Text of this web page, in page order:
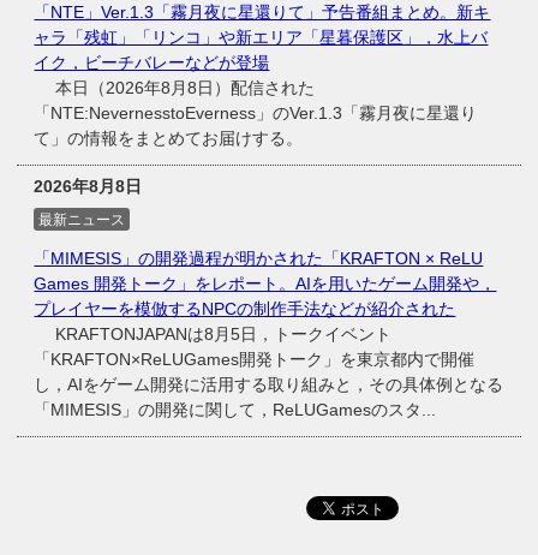
「NTE」Ver.1.3「霧月夜に星還りて」予告番組まとめ。新キ
ャラ「残虹」「リンコ」や新エリア「星暮保護区」，水上バ
イク，ビーチバレーなどが登場
本日（2026年8月8日）配信された
「NTE:NevernesstoEverness」のVer.1.3「霧月夜に星還り
て」の情報をまとめてお届けする。
2026年8月8日
最新ニュース
「MIMESIS」の開発過程が明かされた「KRAFTON × ReLU
Games 開発トーク」をレポート。AIを用いたゲーム開発や，
プレイヤーを模倣するNPCの制作手法などが紹介された
KRAFTONJAPANは8月5日，トークイベント
「KRAFTON×ReLUGames開発トーク」を東京都内で開催
し，AIをゲーム開発に活用する取り組みと，その具体例となる
「MIMESIS」の開発に関して，ReLUGamesのスタ...